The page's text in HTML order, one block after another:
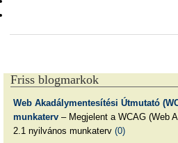
Friss blogmarkok
Web Akadálymentesítési Útmutató
munkaterv– Megjelent a WCAG (Web
2.1 nyilvános munkaterv (0)